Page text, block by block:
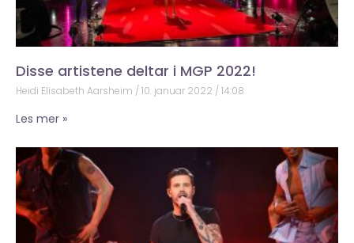
Disse artistene deltar i MGP 2022!
Heidi Elisabeth Aarsheim 10. januar 2022 14:08
Les mer »